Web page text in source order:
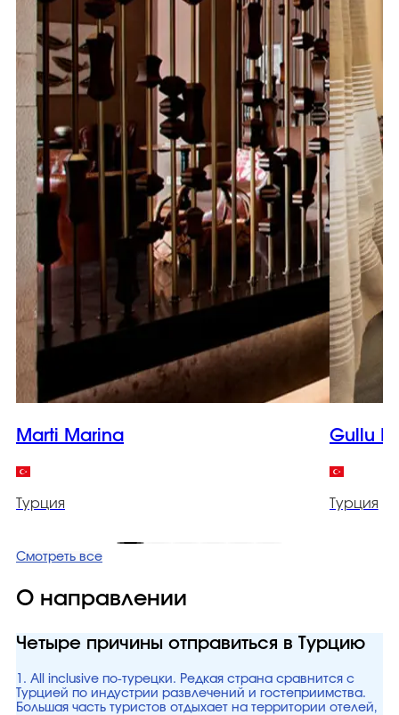
Marti Marina
Турция
Gullu
Турция
Смотреть все
О направлении
Четыре причины отправиться в Турцию
1. All inclusive по-турецки. Редкая страна сравнится с
Турцией по индустрии развлечений и гостеприимства.
Большая часть туристов отдыхает на территории отелей,